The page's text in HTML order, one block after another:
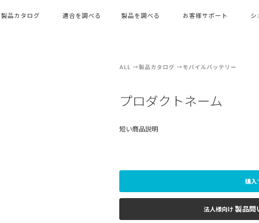
製品カタログ 適合を調べる 製品を調べる お客様サポート シ
ALL 製品カタログ モバイルバッテリー
プロダクトネーム
短い商品説明
購入
法人様向け 製品問